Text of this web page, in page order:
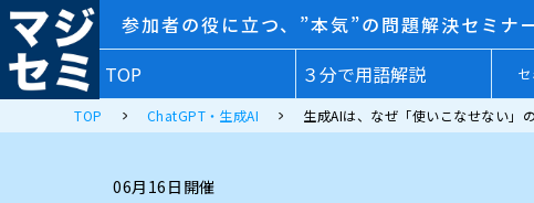
参加者の役に立つ、”本気”の問題解決セミナ
TOP
３分で用語解説
TOP ChatGPT・生成AI 生成AIは、なぜ「使いこなせない」
06月16日開催